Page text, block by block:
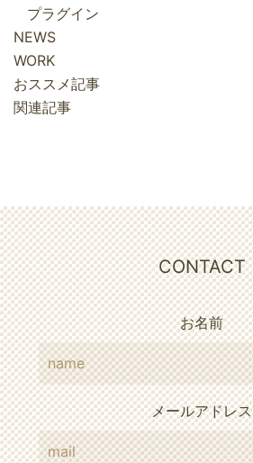
プラグイン
NEWS
WORK
おススメ記事
関連記事
CONTACT
お名前
メールアドレス